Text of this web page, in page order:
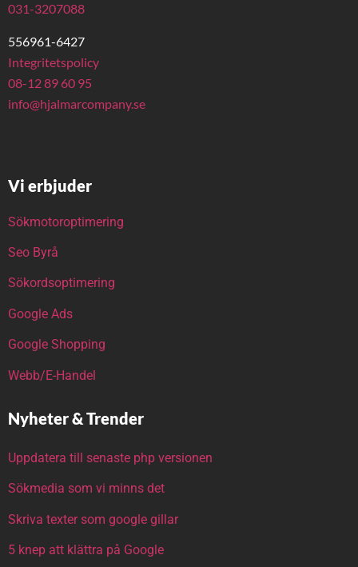
031-3207088
556961-6427
Integritetspolicy
08-12 89 60 95
info@hjalmarcompany.se
Vi erbjuder
Sökmotoroptimering
Seo Byrå
Sökordsoptimering
Google Ads
Google Shopping
Webb/E-Handel
Nyheter & Trender
Uppdatera till senaste php versionen
Sökmedia som vi minns det
Skriva texter som google gillar
5 knep att klättra på Google